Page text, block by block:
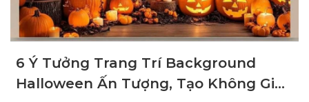
6 Ý Tưởng Trang Trí Background
Halloween Ấn Tượng, Tạo Không Gian